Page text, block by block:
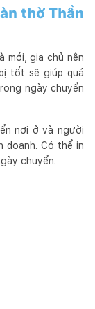
thờ Thần
mới, gia chủ nên
tốt sẽ giúp quá
ngày chuyển
nơi ở và người
doanh. Có thể in
chuyển.